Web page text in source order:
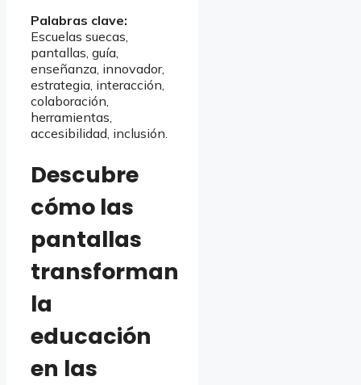
Palabras clave:
Escuelas suecas,
pantallas, guía,
enseñanza, innovador,
estrategia, interacción,
colaboración,
herramientas,
accesibilidad, inclusión.
Descubre
cómo las
pantallas
transforman
la
educación
en las